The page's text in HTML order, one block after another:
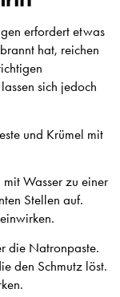
erfordert etwas
hat, reichen
sich jedoch
und Krümel mit
Wasser zu einer
Stellen auf.
die Natronpaste.
den Schmutz löst.